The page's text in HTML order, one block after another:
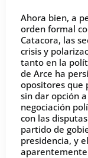
Ahora bien, a
orden formal
Catacora, las
crisis y
tanto en la
de Arce ha
opositores que
sin dar opción
negociación
con las
partido de
presidencia, y